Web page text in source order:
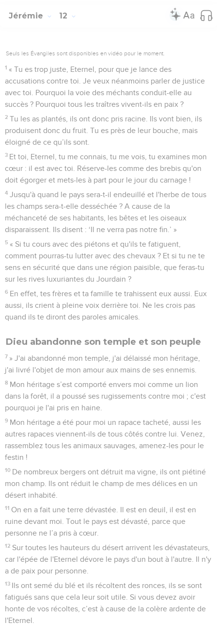
Jérémie 12
Seuls les Évangiles sont disponibles en vidéo pour le moment.
1 « Tu es trop juste, Eternel, pour que je lance des
accusations contre toi. Je veux néanmoins parler de justice
avec toi. Pourquoi la voie des méchants conduit-elle au
succès ? Pourquoi tous les traîtres vivent-ils en paix ?
2 Tu les as plantés, ils ont donc pris racine. Ils vont bien, ils
produisent donc du fruit. Tu es près de leur bouche, mais
éloigné de ce qu’ils sont.
3 Et toi, Eternel, tu me connais, tu me vois, tu examines mon
cœur : il est avec toi. Réserve-les comme des brebis qu'on
doit égorger et mets-les à part pour le jour du carnage !
4 Jusqu'à quand le pays sera-t-il endeuillé et l'herbe de tous
les champs sera-t-elle desséchée ? A cause de la
méchanceté de ses habitants, les bêtes et les oiseaux
disparaissent. Ils disent : ‘Il ne verra pas notre fin.’ »
5 « Si tu cours avec des piétons et qu'ils te fatiguent,
comment pourras-tu lutter avec des chevaux ? Et si tu ne te
sens en sécurité que dans une région paisible, que feras-tu
sur les rives luxuriantes du Jourdain ?
6 En effet, tes frères et ta famille te trahissent eux aussi. Eux
aussi, ils crient à pleine voix derrière toi. Ne les crois pas
quand ils te diront des paroles amicales.
Dieu abandonne son temple et son peuple
7 » J'ai abandonné mon temple, j'ai délaissé mon héritage,
j'ai livré l'objet de mon amour aux mains de ses ennemis.
8 Mon héritage s’est comporté envers moi comme un lion
dans la forêt, il a poussé ses rugissements contre moi ; c'est
pourquoi je l'ai pris en haine.
9 Mon héritage a été pour moi un rapace tacheté, aussi les
autres rapaces viennent-ils de tous côtés contre lui. Venez,
rassemblez tous les animaux sauvages, amenez-les pour le
festin !
10 De nombreux bergers ont détruit ma vigne, ils ont piétiné
mon champ. Ils ont réduit le champ de mes délices en un
désert inhabité.
11 On en a fait une terre dévastée. Il est en deuil, il est en
ruine devant moi. Tout le pays est dévasté, parce que
personne ne l’a pris à cœur.
12 Sur toutes les hauteurs du désert arrivent les dévastateurs,
car l'épée de l'Eternel dévore le pays d'un bout à l'autre. Il n'y
a de paix pour personne.
13 Ils ont semé du blé et ils récoltent des ronces, ils se sont
fatigués sans que cela leur soit utile. Si vous devez avoir
honte de vos récoltes, c’est à cause de la colère ardente de
l'Eternel.